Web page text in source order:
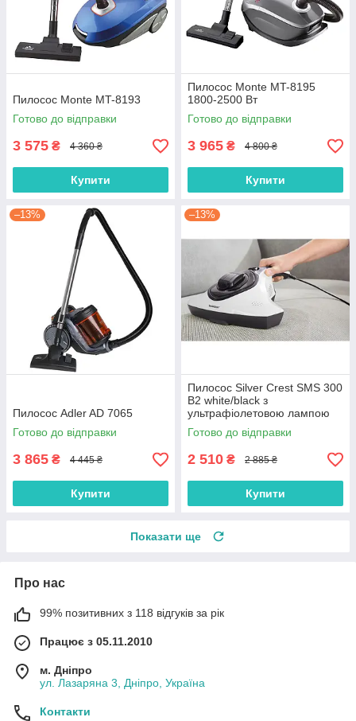
Пилосос Monte MT-8193
Готово до відправки
3 575 ₴ 4 360 ₴
Купити
Пилосос Monte MT-8195
1800-2500 Вт
Готово до відправки
3 965 ₴ 4 800 ₴
Купити
–13%
Пилосос Adler AD 7065
Готово до відправки
3 865 ₴ 4 445 ₴
Купити
–13%
Пилосос Silver Crest SMS 300
B2 white/black з
ультрафіолетовою лампою
Готово до відправки
2 510 ₴ 2 885 ₴
Купити
Показати ще
Про нас
99% позитивних з 118 відгуків за рік
Працює з 05.11.2010
м. Дніпро
ул. Лазаряна 3, Дніпро, Україна
Контакти